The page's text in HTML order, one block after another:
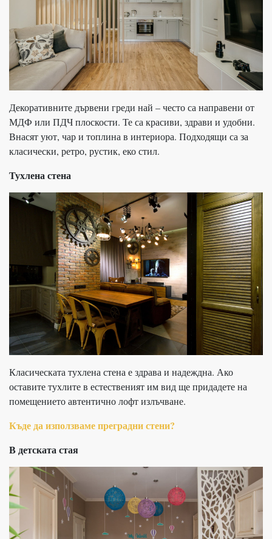
Декоративните дървени греди най – често са направени от
МДФ или ПДЧ плоскости. Те са красиви, здрави и удобни.
Внасят уют, чар и топлина в интериора. Подходящи са за
класически, ретро, рустик, еко стил.
Тухлена стена
Класическата тухлена стена е здрава и надеждна. Ако
оставите тухлите в естественият им вид ще придадете на
помещението автентично лофт излъчване.
Къде да използваме преградни стени?
В детската стая